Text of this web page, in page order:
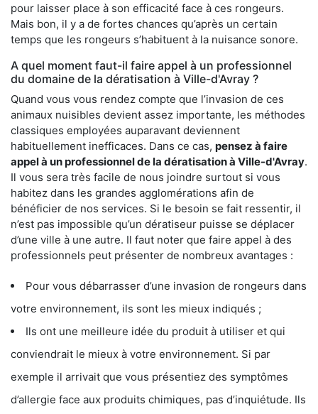
pour laisser place à son efficacité face à ces rongeurs.
Mais bon, il y a de fortes chances qu’après un certain
temps que les rongeurs s’habituent à la nuisance sonore.
A quel moment faut-il faire appel à un professionnel
du domaine de la dératisation à Ville-d'Avray ?
Quand vous vous rendez compte que l’invasion de ces
animaux nuisibles devient assez importante, les méthodes
classiques employées auparavant deviennent
habituellement inefficaces. Dans ce cas, pensez à faire
appel à un professionnel de la dératisation à Ville-d'Avray.
Il vous sera très facile de nous joindre surtout si vous
habitez dans les grandes agglomérations afin de
bénéficier de nos services. Si le besoin se fait ressentir, il
n’est pas impossible qu’un dératiseur puisse se déplacer
d’une ville à une autre. Il faut noter que faire appel à des
professionnels peut présenter de nombreux avantages :
Pour vous débarrasser d’une invasion de rongeurs dans
votre environnement, ils sont les mieux indiqués ;
Ils ont une meilleure idée du produit à utiliser et qui
conviendrait le mieux à votre environnement. Si par
exemple il arrivait que vous présentiez des symptômes
d’allergie face aux produits chimiques, pas d’inquiétude. Ils